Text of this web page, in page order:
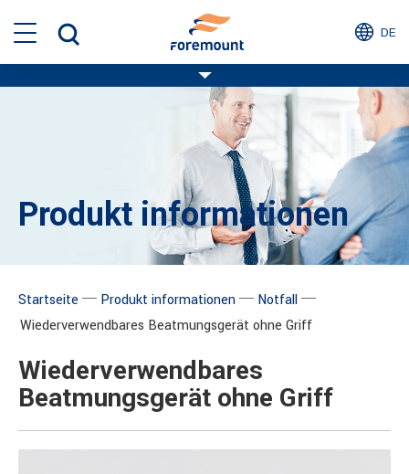
DE
Produkt informationen
Startseite ─ Produkt informationen─ Notfall─
Wiederverwendbares Beatmungsgerät ohne Griff
Wiederverwendbares
Beatmungsgerät ohne Griff